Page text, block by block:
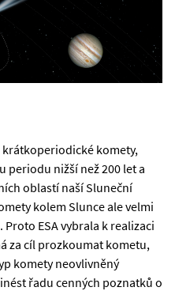
komety,
periodu nižší než 200 let a
oblastí naší Sluneční
kolem Slunce ale velmi
ESA vybrala k realizaci
za cíl prozkoumat kometu,
komety neovlivněný
řadu cenných poznatků o